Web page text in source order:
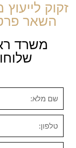
זקוק
השאר
משרד